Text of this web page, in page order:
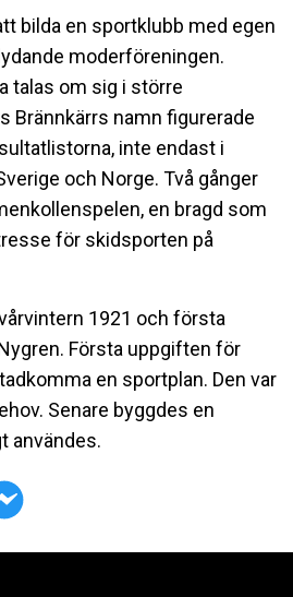
bilda en sportklubb med egen
moderföreningen.
talas om sig i större
Brännkärrs namn figurerade
inte endast i
och Norge. Två gånger
en bragd som
för skidsporten på
1921 och första
Första uppgiften för
en sportplan. Den var
Senare byggdes en
användes.